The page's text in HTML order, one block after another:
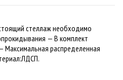
стеллаж необходимо
— В комплект
распределенная